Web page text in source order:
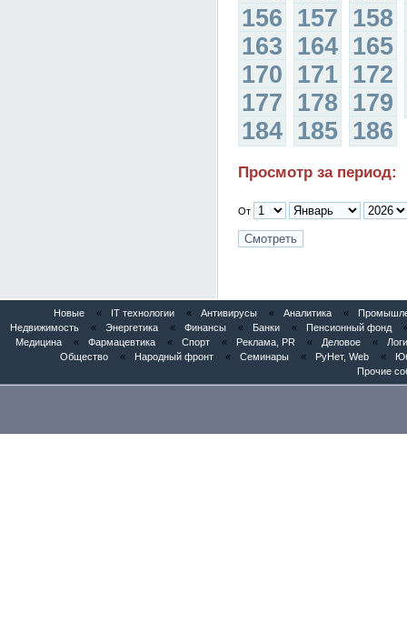
156 157 158
163 164 165
170 171 172
177 178 179
184 185 186
Просмотр за период:
От
Новые « IT технологии « Антивирусы « Аналитика «
Недвижимость
« Энергетика « Финансы « Банки « Пенсионный фонд
Медицина
« Фармацевтика « Спорт « Реклама, PR « Деловое «
Общество
« Народный фронт « Семинары « РуНет, Web «
Прочие